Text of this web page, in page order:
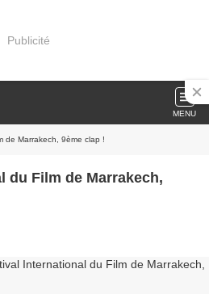
Publicité
MENU
de Marrakech, 9ème clap !
du Film de Marrakech,